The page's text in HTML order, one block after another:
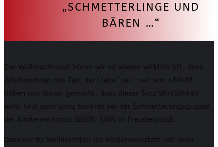
„SCHMETTERLINGE UND
BÄREN …“
Zur Weihnachtszeit hören wir es wieder wirklich oft, dass
„Weihnachten das Fest der Liebe” sei – wir von 4RAUM
haben uns daran gemacht, dass dieser Satz Wirklichkeit
wird. Und zwar ganz konkret bei der Schmetterlingsgruppe
der Kinderwerkstatt EiGEN-SiNN in Freudenstadt.
Dass wir zu Weihnachten die Kinderwerkstatt mit einer